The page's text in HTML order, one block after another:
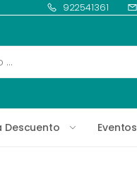
922541361
Descuento Eventos